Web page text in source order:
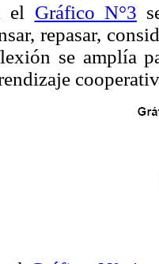
el Gráfico N°3
repasar,
se amplía